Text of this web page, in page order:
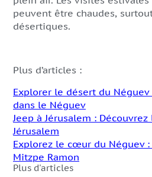
peuvent être chaudes,
désertiques.
Plus d’articles :
Explorer le désert du
dans le Néguev
Jeep à Jérusalem :
Jérusalem
Explorez le cœur du Néguev
Mitzpe Ramon
Plus d'articles